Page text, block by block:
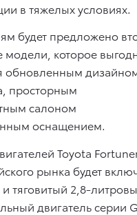
в тяжелых условиях.
будет предложено
модели, которое
обновленным
просторным
салоном
оснащением.
Toyota
рынка будет
тяговитый 2,8-
двигатель серии